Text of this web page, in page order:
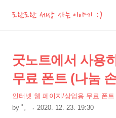
도란도란 세상 사는 이야기 :)
상
세
컨
텐
츠
본
문
제
목
굿노트에서 사용
무료 폰트 (나눔
인터넷 웹 페이지/상업용 무료 폰트
by ˚。 2020. 12. 23. 19:30